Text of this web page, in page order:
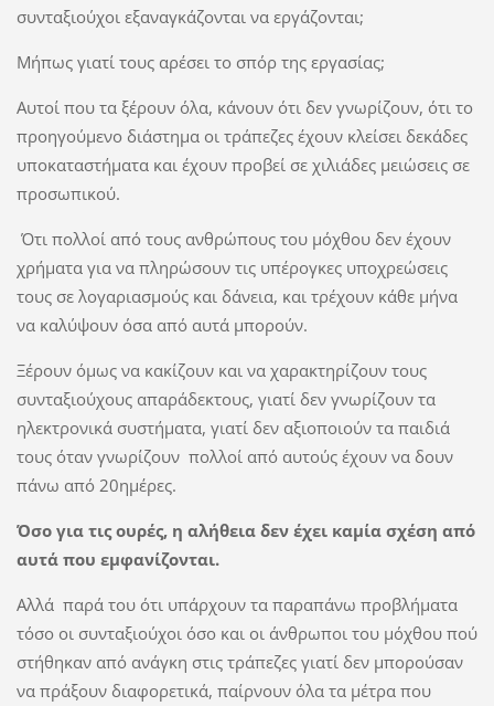
συνταξιούχοι εξαναγκάζονται να εργάζονται;
Μήπως γιατί τους αρέσει το σπόρ της εργασίας;
Αυτοί που τα ξέρουν όλα, κάνουν ότι δεν γνωρίζουν, ότι το
προηγούμενο διάστημα οι τράπεζες έχουν κλείσει δεκάδες
υποκαταστήματα και έχουν προβεί σε χιλιάδες μειώσεις σε
προσωπικού.
Ότι πολλοί από τους ανθρώπους του μόχθου δεν έχουν
χρήματα για να πληρώσουν τις υπέρογκες υποχρεώσεις
τους σε λογαριασμούς και δάνεια, και τρέχουν κάθε μήνα
να καλύψουν όσα από αυτά μπορούν.
Ξέρουν όμως να κακίζουν και να χαρακτηρίζουν τους
συνταξιούχους απαράδεκτους, γιατί δεν γνωρίζουν τα
ηλεκτρονικά συστήματα, γιατί δεν αξιοποιούν τα παιδιά
τους όταν γνωρίζουν πολλοί από αυτούς έχουν να δουν
πάνω από 20ημέρες.
Όσο για τις ουρές, η αλήθεια δεν έχει καμία σχέση από
αυτά που εμφανίζονται.
Αλλά παρά του ότι υπάρχουν τα παραπάνω προβλήματα
τόσο οι συνταξιούχοι όσο και οι άνθρωποι του μόχθου πού
στήθηκαν από ανάγκη στις τράπεζες γιατί δεν μπορούσαν
να πράξουν διαφορετικά, παίρνουν όλα τα μέτρα που